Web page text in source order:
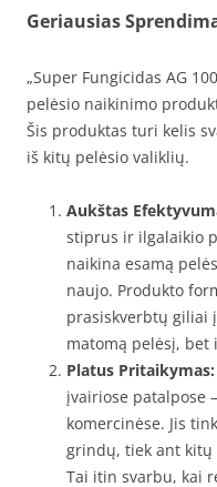
Geriausias
„Super Fungicidas AG
pelėsio naikinimo
Šis produktas turi kelis
iš kitų pelėsio valiklių.
Aukštas
stiprus ir ilgalaikio
naikina esamą
naujo. Produkto
prasiskverbtų giliai
matomą pelėsį, bet
Platus Pritaikymas:
įvairiose patalpose
komercinėse. Jis
grindų, tiek ant kitų
Tai itin svarbu, kai